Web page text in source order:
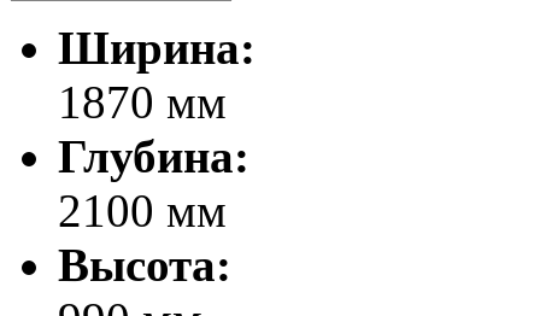
Ширина:
1870 мм
Глубина:
2100 мм
Высота: